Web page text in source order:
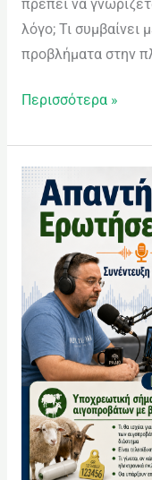
πρέπει να
λόγο; Τι συμβαίνει
προβλήματα στην
Περισσότερα »
Απαντήσεις
ερωτήματα
ακροατών
Σήμανση
Αιγοπροβάτων